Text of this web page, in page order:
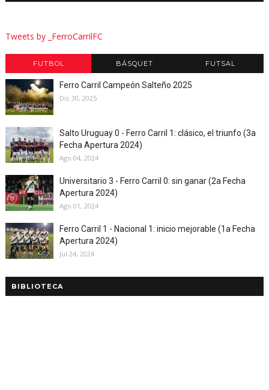
Tweets by _FerroCarrilFC
FUTBOL BÁSQUET FUTSAL
Ferro Carril Campeón Salteño 2025
Dic 30, 2025
Salto Uruguay 0 - Ferro Carril 1: clásico, el triunfo (3a
Fecha Apertura 2024)
Ago 04, 2024
Universitario 3 - Ferro Carril 0: sin ganar (2a Fecha
Apertura 2024)
Ago 01, 2024
Ferro Carril 1 - Nacional 1: inicio mejorable (1a Fecha
Apertura 2024)
Jul 24, 2024
BIBLIOTECA